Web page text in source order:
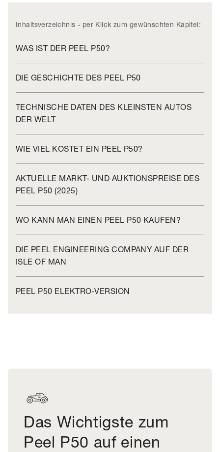
Inhaltsverzeichnis - per Klick zum gewünschten Kapitel:
WAS IST DER PEEL P50?
DIE GESCHICHTE DES PEEL P50
TECHNISCHE DATEN DES KLEINSTEN AUTOS
DER WELT
WIE VIEL KOSTET EIN PEEL P50?
AKTUELLE MARKT- UND AUKTIONSPREISE DES
PEEL P50 (2025)
WO KANN MAN EINEN PEEL P50 KAUFEN?
DIE PEEL ENGINEERING COMPANY AUF DER
ISLE OF MAN
PEEL P50 ELEKTRO‑VERSION
Das Wichtigste zum
Peel P50 auf einen